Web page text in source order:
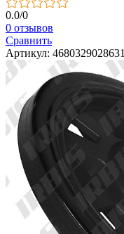
0.0/0
0 отзывов
Сравнить
Артикул: 4680329028631